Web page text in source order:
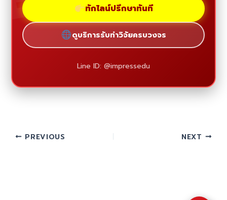
ทักไลน์ปรึกษาทันที
ดูบริการรับทำวิจัยครบวงจร
Line ID: @impressedu
PREVIOUS NEXT